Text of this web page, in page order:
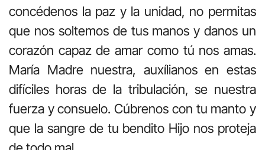
concédenos la paz y la unidad, no permitas
que nos soltemos de tus manos y danos un
corazón capaz de amar como tú nos amas.
María Madre nuestra, auxílianos en estas
difíciles horas de la tribulación, se nuestra
fuerza y consuelo. Cúbrenos con tu manto y
que la sangre de tu bendito Hijo nos proteja